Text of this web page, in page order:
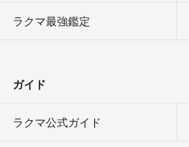
ラクマ最強鑑定
ガイド
ラクマ公式ガイド